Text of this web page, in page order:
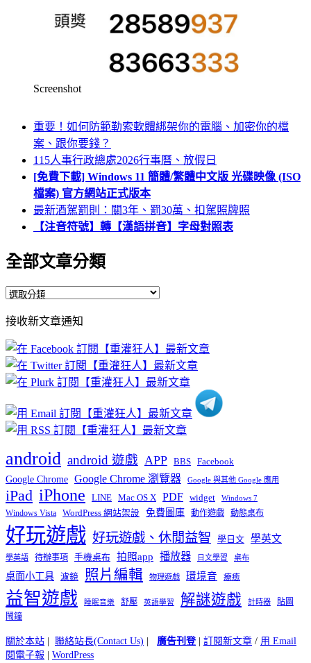
Screenshot
重要！如何防範勒索軟體綁架你的電腦、加密你的檔
案、跟你要錢？
115人事行政總處2026行事曆、放假日
[免費下載] Windows 11 簡體/繁體中文版 光碟映像 (ISO
檔案) 官方網站正式版本
最新酒駕罰則：關3年、罰30萬、扣駕照牌照
【注音符號】轉【漢語拼音】字母對照表
全部文章分類
全
文
章
分
類
接收新文章通知
android android 遊戲 APP BBS Facebook
Google Chrome Google Chrome 瀏覽器 Google 與其他 Google 應用
iPad iPhone LINE Mac OS X PDF widget Windows 7
Windows Vista WordPress 網站架設 免費圖庫 動作遊戲 動態桌布
好玩遊戲 好玩遊戲、休閒益智 學日文 學英文
學英語 待辦事項 手機桌布 拍照app 播放器 日文學習 桌布
桌面小工具 濾鏡 照片編輯 物理遊戲 環境音 療癒
益智遊戲 睡眠音樂 舒壓 英語學習 解謎遊戲 計時器
貼圖
鬧鐘
關於本站 | 聯絡站長(Contact Us) | 廣告刊登| 訂閱新文章 / 用 Email
閱電子報 | WordPress